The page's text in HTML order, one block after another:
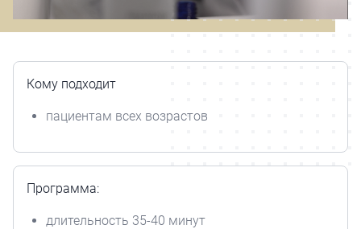
Кому подходит
пациентам всех возрастов
Программа:
длительность 35-40 минут